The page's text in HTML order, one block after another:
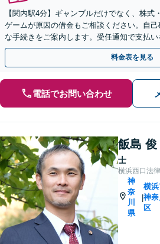
【関内駅4分】ギャンブルだけでなく、株式
ゲームが原因の借金もご相談ください。自
な手続きをご案内します。受任通知で支払
ことも【初回面談60分無料】【休日・夜間
料金表を見る
電話でお問い合わせ
飯島 俊
士
横浜西口法
神
奈
川
県
|
横
神奈
区